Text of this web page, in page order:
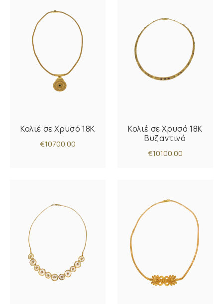
Κολιέ σε Χρυσό 18K
€10700.00
Κολιέ σε Χρυσό 18K
Βυζαντινό
€10100.00